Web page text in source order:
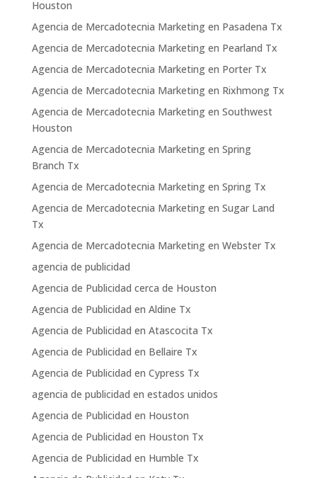
Houston
Agencia de Mercadotecnia Marketing en Pasadena Tx
Agencia de Mercadotecnia Marketing en Pearland Tx
Agencia de Mercadotecnia Marketing en Porter Tx
Agencia de Mercadotecnia Marketing en Rixhmong Tx
Agencia de Mercadotecnia Marketing en Southwest
Houston
Agencia de Mercadotecnia Marketing en Spring
Branch Tx
Agencia de Mercadotecnia Marketing en Spring Tx
Agencia de Mercadotecnia Marketing en Sugar Land
Tx
Agencia de Mercadotecnia Marketing en Webster Tx
agencia de publicidad
Agencia de Publicidad cerca de Houston
Agencia de Publicidad en Aldine Tx
Agencia de Publicidad en Atascocita Tx
Agencia de Publicidad en Bellaire Tx
Agencia de Publicidad en Cypress Tx
agencia de publicidad en estados unidos
Agencia de Publicidad en Houston
Agencia de Publicidad en Houston Tx
Agencia de Publicidad en Humble Tx